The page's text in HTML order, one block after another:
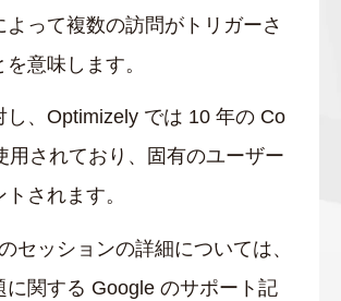
よって複数の訪問がトリガーさ
意味します。
し、Optimizely では 10 年の Co
用されており、固有のユーザー
されます。
セッションの詳細については、
に関する Google のサポート記